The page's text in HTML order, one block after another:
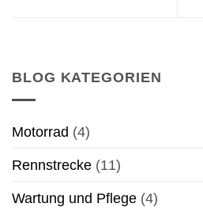
BLOG KATEGORIEN
Motorrad (4)
Rennstrecke (11)
Wartung und Pflege (4)